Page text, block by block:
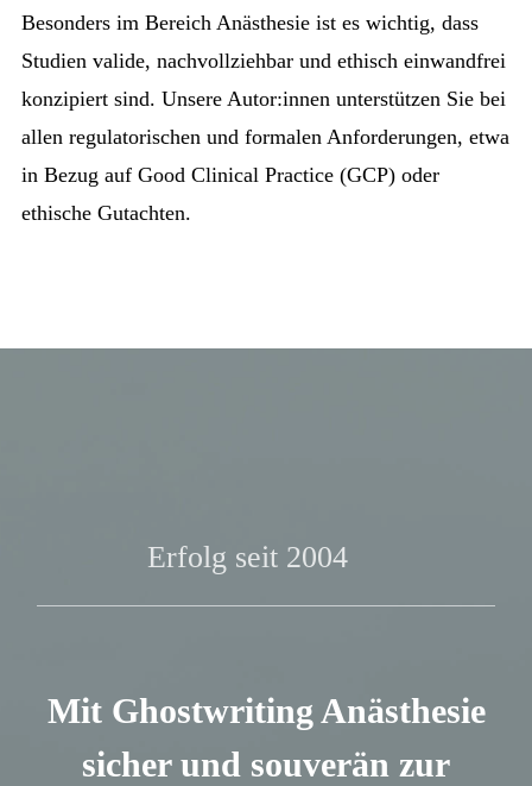
Besonders im Bereich Anästhesie ist es wichtig, dass
Studien valide, nachvollziehbar und ethisch einwandfrei
konzipiert sind. Unsere Autor:innen unterstützen Sie bei
allen regulatorischen und formalen Anforderungen, etwa
in Bezug auf Good Clinical Practice (GCP) oder
ethische Gutachten.
Mit Ghostwriting Anästhesie
sicher und souverän zur